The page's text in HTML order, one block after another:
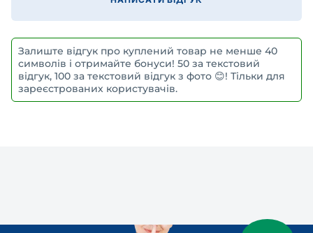
Залиште відгук про куплений товар не менше 40
символів і отримайте бонуси! 50 за текстовий
відгук, 100 за текстовий відгук з фото 😊! Тільки для
зареєстрованих користувачів.